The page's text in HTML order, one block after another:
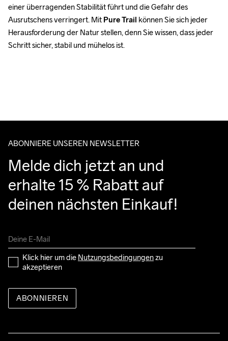
einer überragenden Stabilität führt und die Gefahr des
Ausrutschens verringert. Mit Pure Trail können Sie sich jeder
Herausforderung der Natur stellen, denn Sie wissen, dass jeder
Schritt sicher, stabil und mühelos ist.
ABONNIERE UNSEREN NEWSLETTER
Melde dich jetzt an und
erhalte 15 % Rabatt auf
deinen nächsten Einkauf!
Klick hier um die Nutzungsbedingungen zu
akzeptieren
ABONNIEREN